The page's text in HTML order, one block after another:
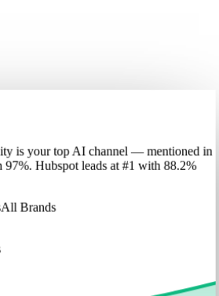
is your top AI channel — mentioned in
97%. Hubspotleads at #1 with 88.2%
All Brands